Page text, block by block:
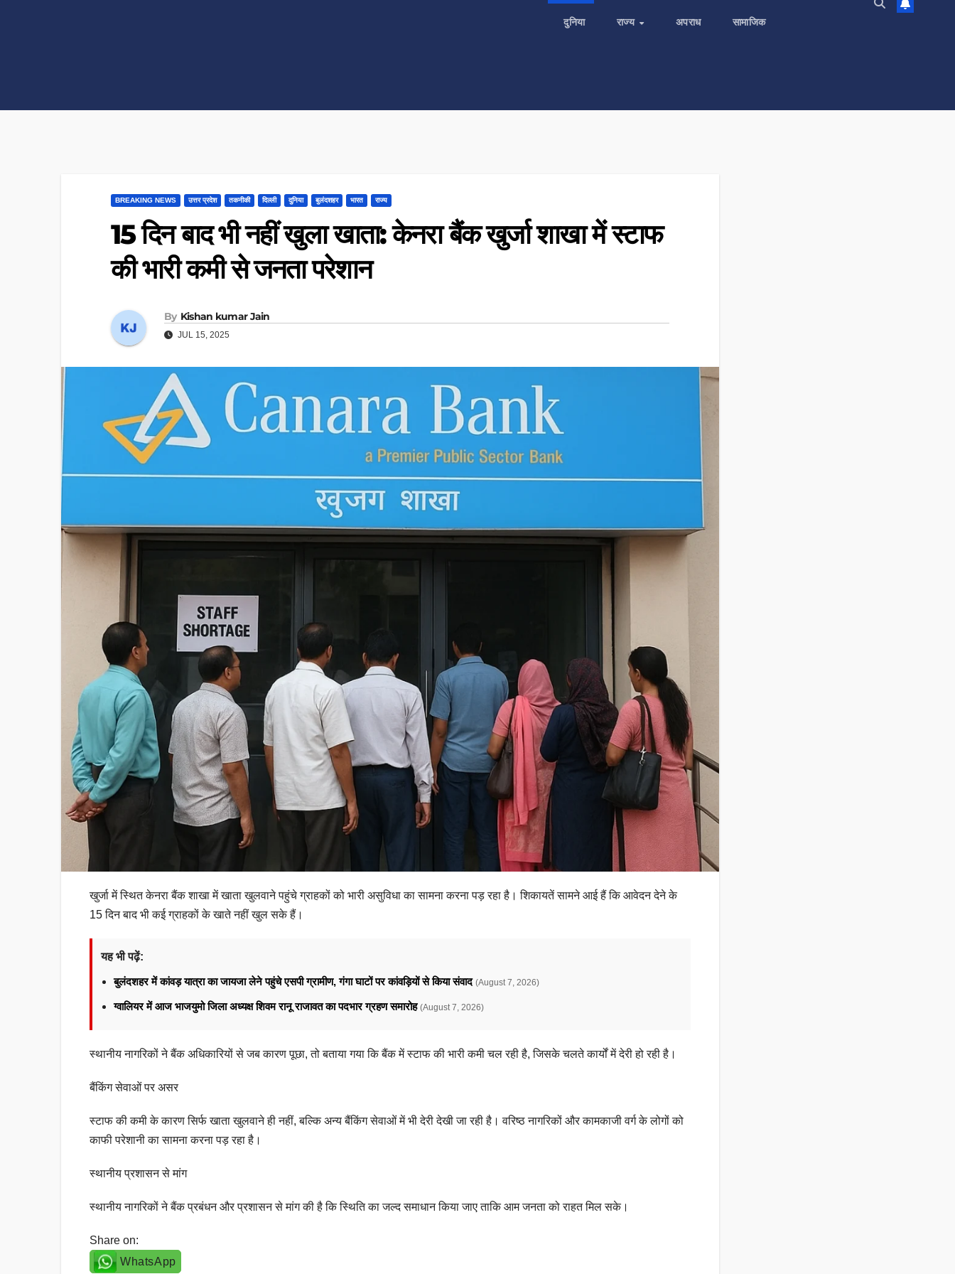
दुनिया राज्य अपराध सामाजिक
BREAKING NEWS उत्तर प्रदेश तकनीकी दिल्ली दुनिया बुलंदशहर भारत राज्य
15 दिन बाद भी नहीं खुला खाता: केनरा बैंक खुर्जा शाखा में स्टाफ
की भारी कमी से जनता परेशान
By Kishan kumar Jain
JUL 15, 2025
खुर्जा में स्थित केनरा बैंक शाखा में खाता खुलवाने पहुंचे ग्राहकों को भारी असुविधा का सामना करना पड़ रहा है। शिकायतें सामने आई हैं कि आवेदन देने के
15 दिन बाद भी कई ग्राहकों के खाते नहीं खुल सके हैं।
यह भी पढ़ें:
बुलंदशहर में कांवड़ यात्रा का जायजा लेने पहुंचे एसपी ग्रामीण, गंगा घाटों पर कांवड़ियों से किया संवाद (August 7, 2026)
ग्वालियर में आज भाजयुमो जिला अध्यक्ष शिवम रानू राजावत का पदभार ग्रहण समारोह (August 7, 2026)
स्थानीय नागरिकों ने बैंक अधिकारियों से जब कारण पूछा, तो बताया गया कि बैंक में स्टाफ की भारी कमी चल रही है, जिसके चलते कार्यों में देरी हो रही है।
बैंकिंग सेवाओं पर असर
स्टाफ की कमी के कारण सिर्फ खाता खुलवाने ही नहीं, बल्कि अन्य बैंकिंग सेवाओं में भी देरी देखी जा रही है। वरिष्ठ नागरिकों और कामकाजी वर्ग के लोगों को
काफी परेशानी का सामना करना पड़ रहा है।
स्थानीय प्रशासन से मांग
स्थानीय नागरिकों ने बैंक प्रबंधन और प्रशासन से मांग की है कि स्थिति का जल्द समाधान किया जाए ताकि आम जनता को राहत मिल सके।
Share on:
WhatsApp